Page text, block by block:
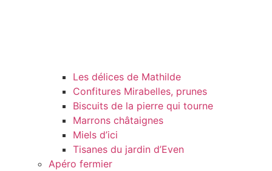
Les délices de Mathilde
Confitures Mirabelles, prunes
Biscuits de la pierre qui tourne
Marrons châtaignes
Miels d’ici
Tisanes du jardin d’Even
Apéro fermier